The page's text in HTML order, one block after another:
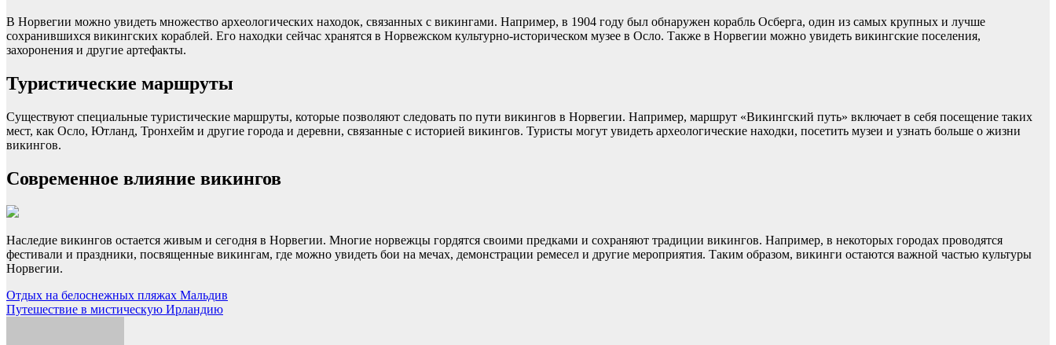
В Норвегии можно увидеть множество археологических находок, связанных с викингами. Например, в 1904 году был обнаружен корабль Осберга, один из самых крупных и лучше
сохранившихся викингских кораблей. Его находки сейчас хранятся в Норвежском культурно-историческом музее в Осло. Также в Норвегии можно увидеть викингские поселения,
захоронения и другие артефакты.
Туристические маршруты
Существуют специальные туристические маршруты, которые позволяют следовать по пути викингов в Норвегии. Например, маршрут «Викингский путь» включает в себя посещение таких
мест, как Осло, Ютланд, Тронхейм и другие города и деревни, связанные с историей викингов. Туристы могут увидеть археологические находки, посетить музеи и узнать больше о жизни
викингов.
Современное влияние викингов
Наследие викингов остается живым и сегодня в Норвегии. Многие норвежцы гордятся своими предками и сохраняют традиции викингов. Например, в некоторых городах проводятся
фестивали и праздники, посвященные викингам, где можно увидеть бои на мечах, демонстрации ремесел и другие мероприятия. Таким образом, викинги остаются важной частью культуры
Норвегии.
Навигация
по
Отдых на белоснежных пляжах Мальдив
Путешествие в мистическую Ирландию